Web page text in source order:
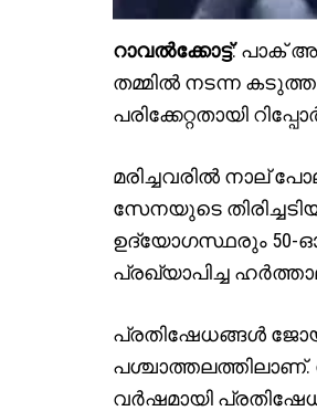
റാവൽക്കോട്ട്: പാക്
തമ്മിൽ നടന്ന കടുത്ത
പരിക്കേറ്റതായി
മരിച്ചവരിൽ നാല്
സേനയുടെ
ഉദ്യോഗസ്ഥരും 50-
പ്രഖ്യാപിച്ച
പ്രതിഷേധങ്ങൾ
പശ്ചാത്തലത്തിലാണ്.
വർഷമായി